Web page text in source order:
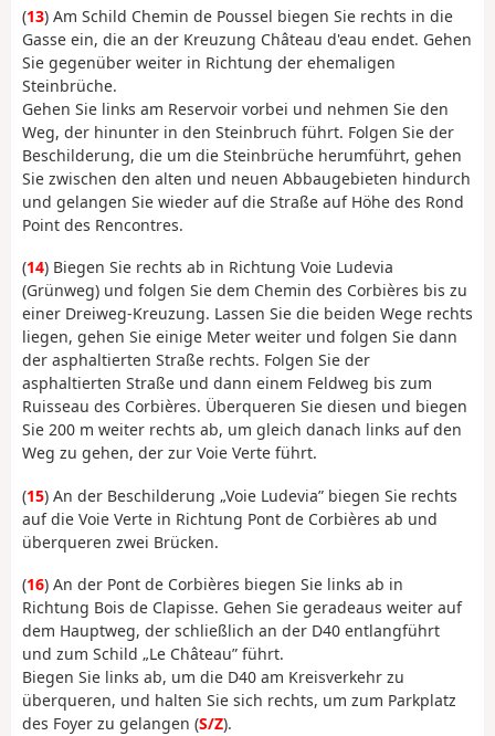
(13) Am Schild Chemin de Poussel biegen Sie rechts in die
Gasse ein, die an der Kreuzung Château d'eau endet. Gehen
Sie gegenüber weiter in Richtung der ehemaligen
Steinbrüche.
Gehen Sie links am Reservoir vorbei und nehmen Sie den
Weg, der hinunter in den Steinbruch führt. Folgen Sie der
Beschilderung, die um die Steinbrüche herumführt, gehen
Sie zwischen den alten und neuen Abbaugebieten hindurch
und gelangen Sie wieder auf die Straße auf Höhe des Rond
Point des Rencontres.
(14) Biegen Sie rechts ab in Richtung Voie Ludevia
(Grünweg) und folgen Sie dem Chemin des Corbières bis zu
einer Dreiweg-Kreuzung. Lassen Sie die beiden Wege rechts
liegen, gehen Sie einige Meter weiter und folgen Sie dann
der asphaltierten Straße rechts. Folgen Sie der
asphaltierten Straße und dann einem Feldweg bis zum
Ruisseau des Corbières. Überqueren Sie diesen und biegen
Sie 200 m weiter rechts ab, um gleich danach links auf den
Weg zu gehen, der zur Voie Verte führt.
(15) An der Beschilderung „Voie Ludevia” biegen Sie rechts
auf die Voie Verte in Richtung Pont de Corbières ab und
überqueren zwei Brücken.
(16) An der Pont de Corbières biegen Sie links ab in
Richtung Bois de Clapisse. Gehen Sie geradeaus weiter auf
dem Hauptweg, der schließlich an der D40 entlangführt
und zum Schild „Le Château” führt.
Biegen Sie links ab, um die D40 am Kreisverkehr zu
überqueren, und halten Sie sich rechts, um zum Parkplatz
des Foyer zu gelangen (S/Z).